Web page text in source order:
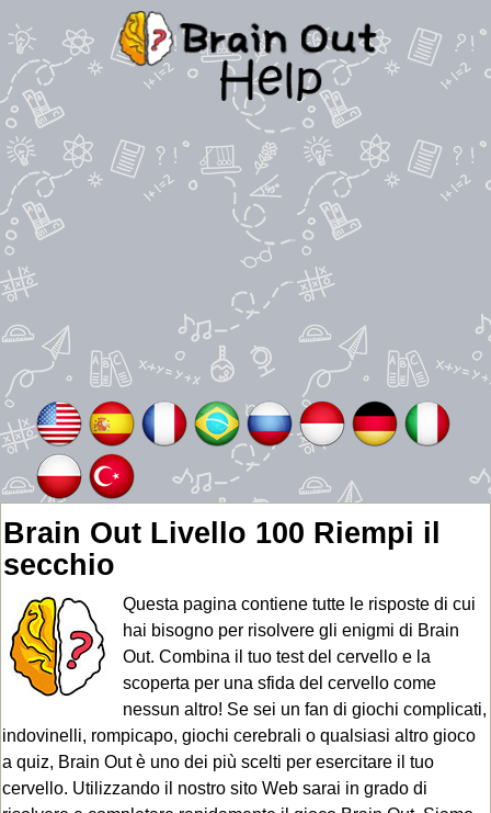
Brain Out Livello 100 Riempi il
secchio
Questa pagina contiene tutte le risposte di cui
hai bisogno per risolvere gli enigmi di Brain
Out. Combina il tuo test del cervello e la
scoperta per una sfida del cervello come
nessun altro! Se sei un fan di giochi complicati,
indovinelli, rompicapo, giochi cerebrali o qualsiasi altro gioco
a quiz, Brain Out è uno dei più scelti per esercitare il tuo
cervello. Utilizzando il nostro sito Web sarai in grado di